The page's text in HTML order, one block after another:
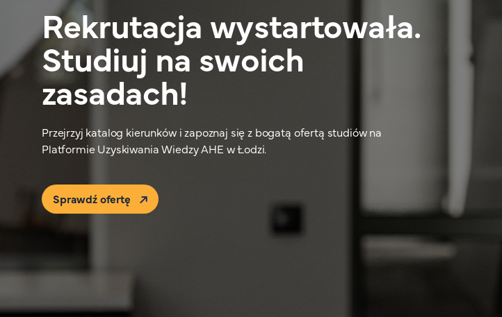
Rekrutacja wystartowała.
Studiuj na swoich
zasadach!
Przejrzyj katalog kierunków i zapoznaj się z bogatą ofertą studiów na
Platformie Uzyskiwania Wiedzy AHE w Łodzi.
Sprawdź ofertę